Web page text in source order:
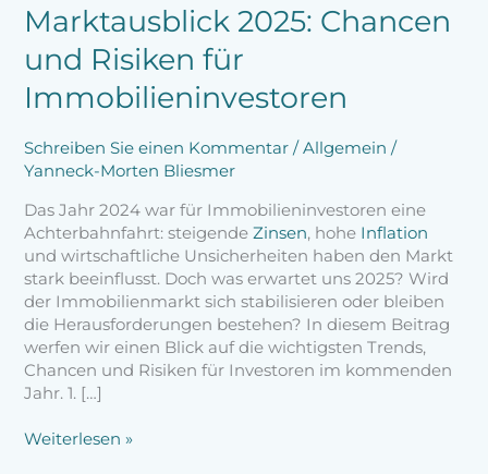
Marktausblick 2025: Chancen
und Risiken für
Immobilieninvestoren
Schreiben Sie einen Kommentar /Allgemein /
Yanneck-Morten Bliesmer
Das Jahr 2024 war für Immobilieninvestoren eine
Achterbahnfahrt: steigendeZinsen, hohe Inflation
und wirtschaftliche Unsicherheiten haben den Markt
stark beeinflusst. Doch was erwartet uns 2025? Wird
der Immobilienmarkt sich stabilisieren oder bleiben
die Herausforderungen bestehen? In diesem Beitrag
werfen wir einen Blick auf die wichtigsten Trends,
Chancen und Risiken für Investoren im kommenden
Jahr. 1. […]
Marktausblick
2025:
Chancen
Risiken
Immobilieninvestoren
Weiterlesen »